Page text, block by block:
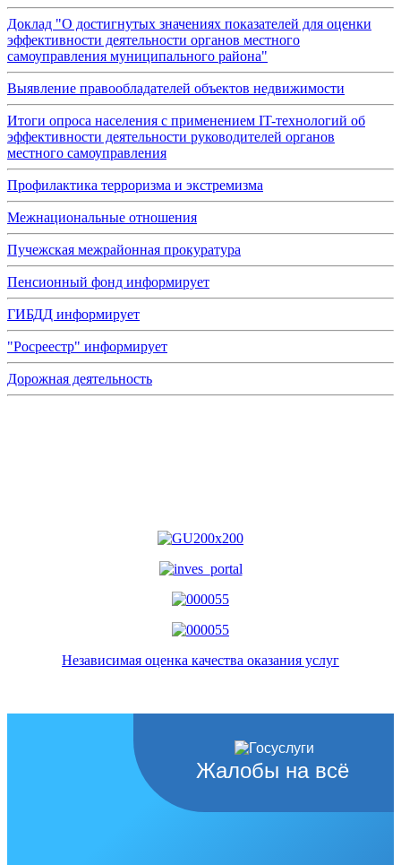
Доклад "О достигнутых значениях показателей для оценки
эффективности деятельности органов местного
самоуправления муниципального района"
Выявление правообладателей объектов недвижимости
Итоги опроса населения с применением IT-технологий об
эффективности деятельности руководителей органов
местного самоуправления
Профилактика терроризма и экстремизма
Межнациональные отношения
Пучежская межрайонная прокуратура
Пенсионный фонд информирует
ГИБДД информирует
"Росреестр" информирует
Дорожная деятельность
Независимая оценка качества оказания услуг
Жалобы на всё